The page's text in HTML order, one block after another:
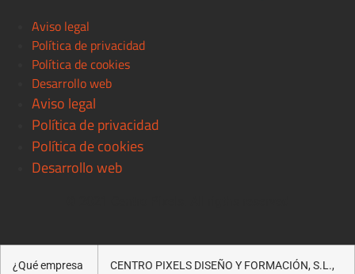
Aviso legal
Política de privacidad
Política de cookies
Desarrollo web
Aviso legal
Política de privacidad
Política de cookies
Desarrollo web
¿Qué empresa
CENTRO PIXELS DISEÑO Y FORMACIÓN, S.L.,